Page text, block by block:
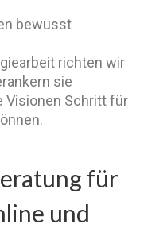
bewusst
richten wir
sie
Visionen Schritt für
für
und